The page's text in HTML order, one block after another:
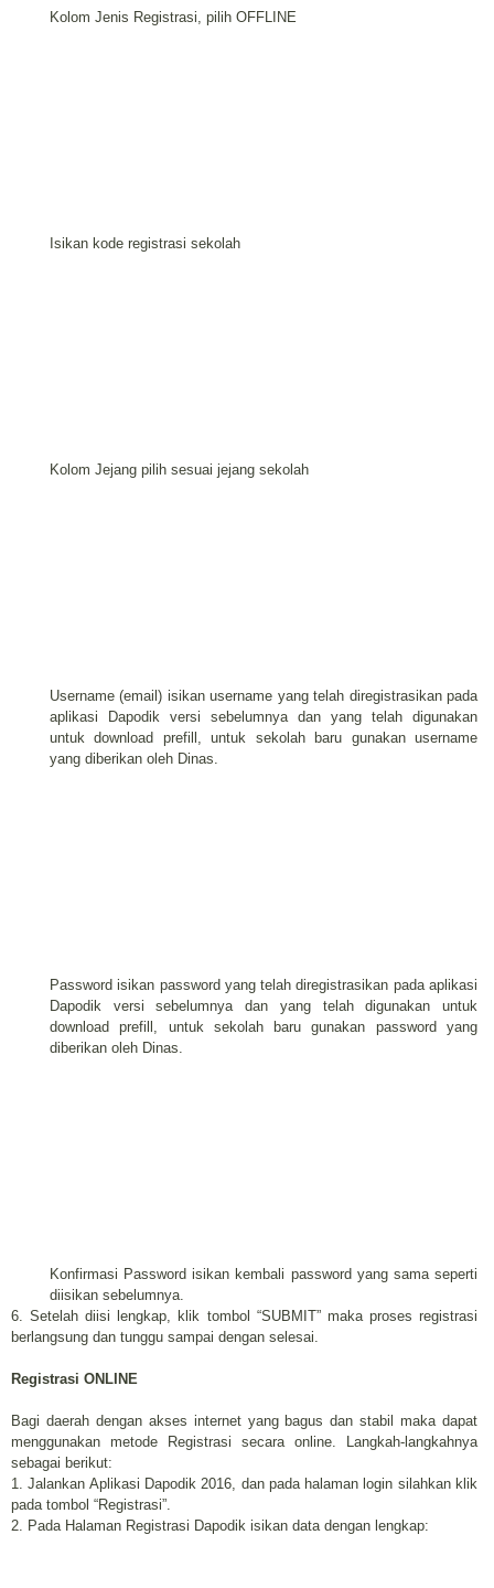
Kolom Jenis Registrasi, pilih OFFLINE
Isikan kode registrasi sekolah
Kolom Jejang pilih sesuai jejang sekolah
Username (email) isikan username yang telah diregistrasikan pada
aplikasi Dapodik versi sebelumnya dan yang telah digunakan
untuk download prefill, untuk sekolah baru gunakan username
yang diberikan oleh Dinas.
Password isikan password yang telah diregistrasikan pada aplikasi
Dapodik versi sebelumnya dan yang telah digunakan untuk
download prefill, untuk sekolah baru gunakan password yang
diberikan oleh Dinas.
Konfirmasi Password isikan kembali password yang sama seperti
diisikan sebelumnya.
6. Setelah diisi lengkap, klik tombol “SUBMIT” maka proses registrasi
berlangsung dan tunggu sampai dengan selesai.
Registrasi ONLINE
Bagi daerah dengan akses internet yang bagus dan stabil maka dapat
menggunakan metode Registrasi secara online. Langkah-langkahnya
sebagai berikut:
1.Jalankan Aplikasi Dapodik 2016, dan pada halaman login silahkan klik
pada tombol “Registrasi”.
2. Pada Halaman Registrasi Dapodik isikan data dengan lengkap: